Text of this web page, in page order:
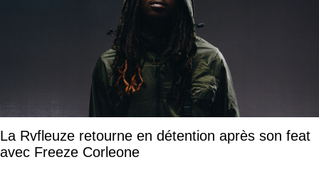
La Rvfleuze retourne en détention après son feat
avec Freeze Corleone